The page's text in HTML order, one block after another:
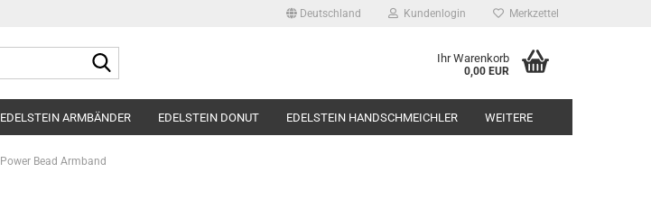
Deutschland Kundenlogin Merkzettel
Ihr Warenkorb
0,00 EUR
EDELSTEIN ARMBÄNDER EDELSTEIN DONUT EDELSTEIN HANDSCHMEICHLER WEITERE
Power Bead Armband